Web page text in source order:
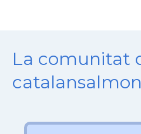
La comunitat
catalansalmon